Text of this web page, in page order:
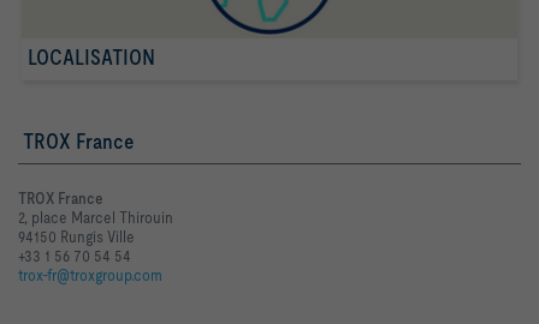
LOCALISATION
TROX France
TROX France
2, place Marcel Thirouin
94150 Rungis Ville
+33 1 56 70 54 54
trox-fr@troxgroup.com